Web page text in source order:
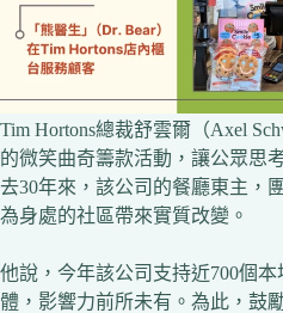
Tim Hortons總裁舒雲爾（Axel
的微笑曲奇籌款活動，讓公眾思
去30年來，該公司的餐廳東主，
為身處的社區帶來實質改變。
他說，今年該公司支持近700個
體，影響力前所未有。為此，鼓